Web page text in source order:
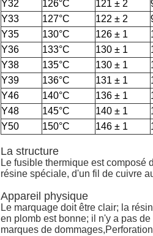
Y32
126°C 121 ± 2
Y33
127°C 122 ± 2
Y35
130°C 126 ± 1
Y36
133°C 130 ± 1
Y38
135°C 130 ± 1
Y39
136°C 131 ± 1
Y46
140°C 136 ± 1
Y48
145°C 140 ± 1
Y50
150°C 146 ± 1
La structure
Le fusible thermique est
résine spéciale, d'un fil de cuivre
Appareil physique
Le marquage doit être clair; la
en plomb est bonne; il n'y a pas
marques de